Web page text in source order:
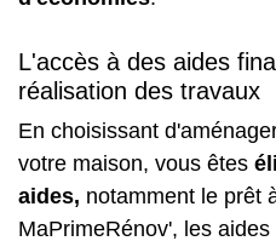
L'accès à des aides
réalisation des travaux
En choisissant
votre maison, vous êtes
aides, notamment le prêt
MaPrimeRénov', les